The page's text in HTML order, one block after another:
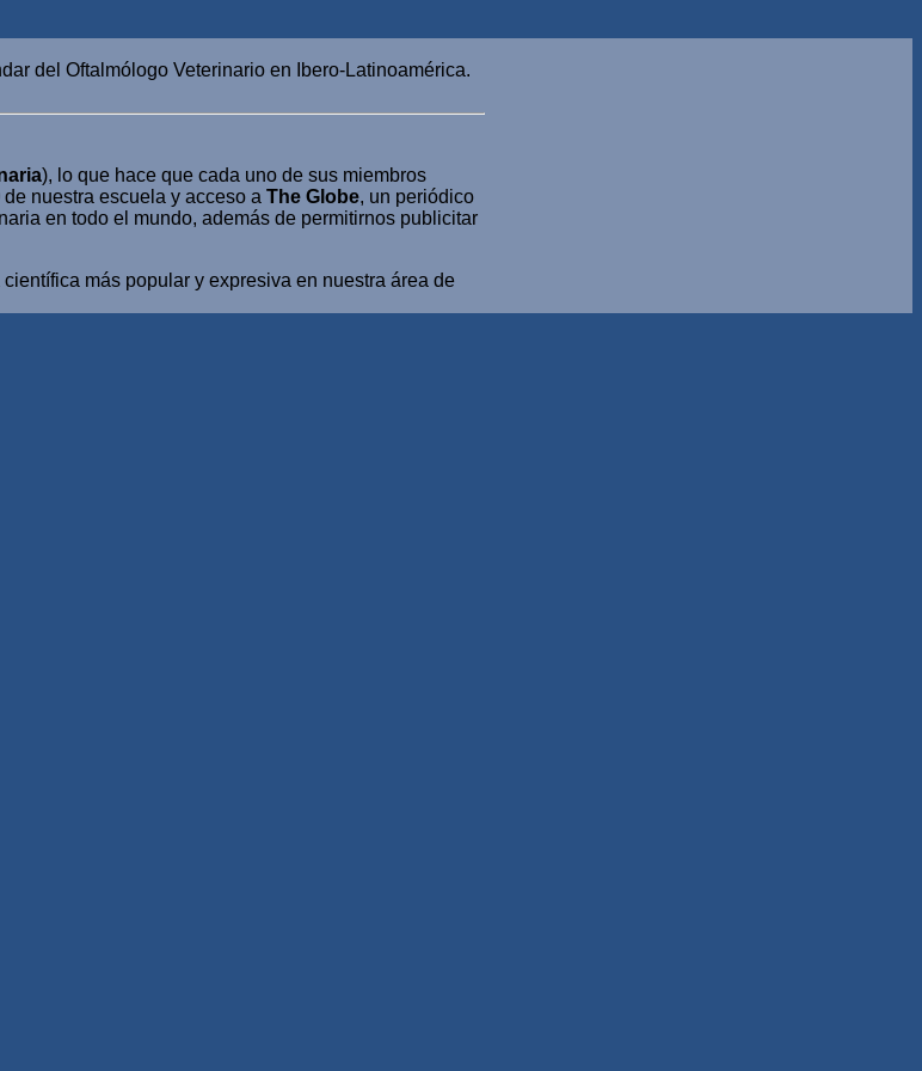
del Oftalmólogo Veterinario en Ibero-Latinoamérica.
), lo que hace que cada uno de sus miembros
de nuestra escuela y acceso a The Globe, un periódico
en todo el mundo, además de permitirnos publicitar
científica más popular y expresiva en nuestra área de